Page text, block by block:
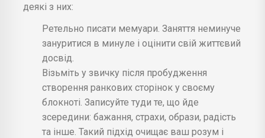
деякі з них:
Ретельно писати мемуари. Заняття неминуче
зануритися в минуле і оцінити свій життєвий
досвід.
Візьміть у звичку після пробудження
створення ранкових сторінок у своєму
блокноті. Записуйте туди те, що йде
зсередини: бажання, страхи, образи, радість
та інше. Такий підхід очищає ваш розум і